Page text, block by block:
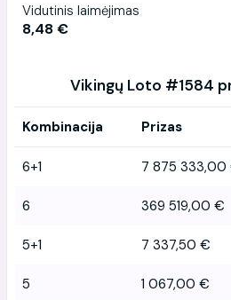
Vidutinis laimėjimas
8,48 €
Vikingų Loto #1584
Kombinacija Prizas
6+1 7 875 333,00
6 369 519,00 €
5+1 7 337,50 €
5 1 067,00 €